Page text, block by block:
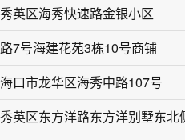
英区海秀快速路金银小区
7号海建花苑3栋10号商铺
口市龙华区海秀中路107号